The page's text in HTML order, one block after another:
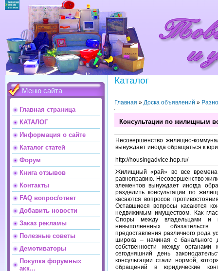
Меню сайта
Главная страница
КАТАЛОГ
Информация о сайте
Каталог статей
Форум
Книга отзывов
Контакты
FAQ вопрос/ответ
Добавить новости
Заказ рекламы
Полезные советы
Демотиваторы
Покупка форумных
акк...
Каталог
Главная » Доска объявлений »
Консультации по жилищным
Несовершенство жилищно-
вынуждает иногда обращаться к
http://housingadvice.hop.ru/
Жилищный «рай» во все
равноправию. Несовершенство
элементов вынуждает иногда
разделить консультации по
касаются вопросов
Оставшиеся вопросы касаются
недвижимым имуществом. Как
Споры между владельцами и
невыполненных
предоставления различного рода
широка – начиная с банального
собственности между
сегодняшний день
консультации стали нормой,
обращений в юридические